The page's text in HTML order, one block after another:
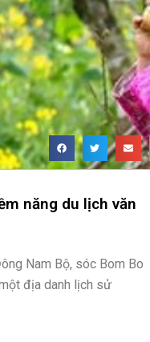
năng du lịch văn
Nam Bộ, sóc Bom Bo
địa danh lịch sử